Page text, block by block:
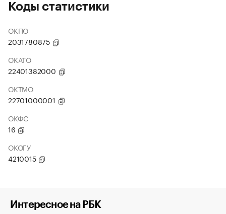
Коды статистики
ОКПО
2031780875
ОКАТО
22401382000
ОКТМО
22701000001
ОКФС
16
ОКОГУ
4210015
Интересное на РБК